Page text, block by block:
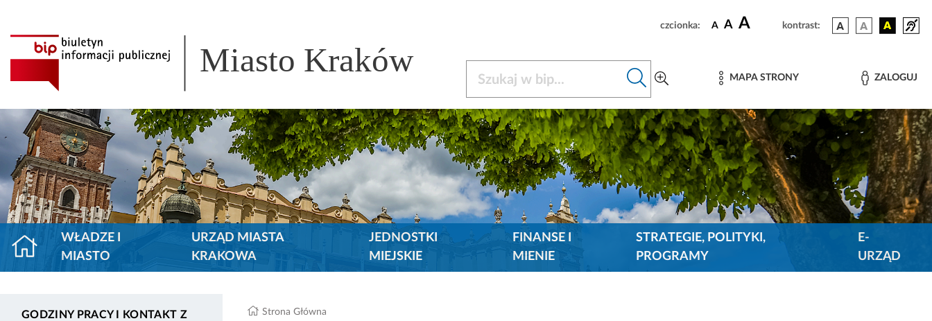
czcionka: A A A kontrast:
Miasto Kraków MAPA STRONY ZALOGUJ
WŁADZE I
MIASTO
URZĄD MIASTA
KRAKOWA
JEDNOSTKI
MIEJSKIE
FINANSE I
MIENIE
STRATEGIE, POLITYKI,
PROGRAMY
E-
URZĄD
GODZINY PRACY I KONTAKT Z
Strona Główna